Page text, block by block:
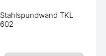
Stahlspundwand TKL
602